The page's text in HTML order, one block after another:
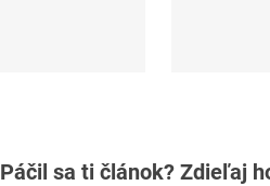
Páčil sa ti článok? Zdieľaj